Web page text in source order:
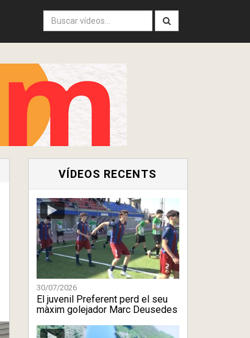
VÍDEOS RECENTS
30/07/2026
El juvenil Preferent perd el seu
màxim golejador Marc Deusedes